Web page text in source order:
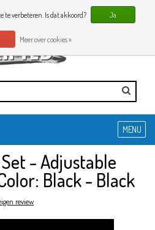
0 Artikelen
MENU
- Adjustable
Black - Black
review
te verbeteren. Is dat akkoord? Ja
Meer over cookies »